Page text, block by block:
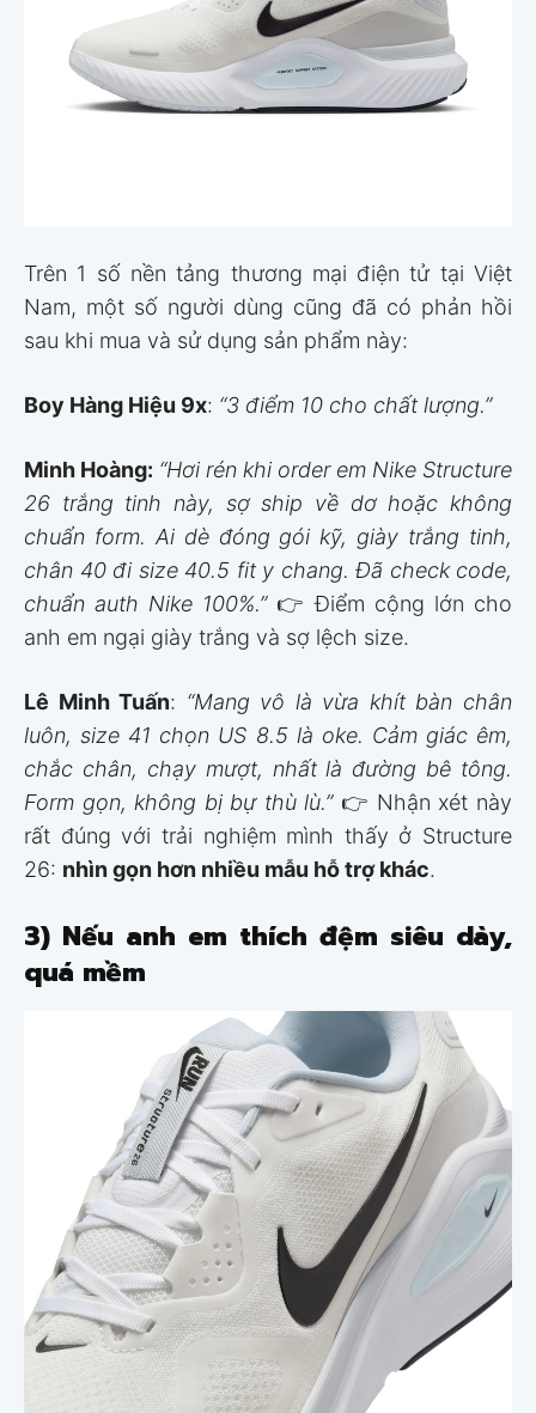
Trên 1 số nền tảng thương mại điện tử tại Việt
Nam, một số người dùng cũng đã có phản hồi
sau khi mua và sử dụng sản phẩm này:
Boy Hàng Hiệu 9x: “3 điểm 10 cho chất lượng.”
Minh Hoàng: “Hơi rén khi order em Nike Structure
26 trắng tinh này, sợ ship về dơ hoặc không
chuẩn form. Ai dè đóng gói kỹ, giày trắng tinh,
chân 40 đi size 40.5 fit y chang. Đã check code,
chuẩn auth Nike 100%.”👉 Điểm cộng lớn cho
anh em ngại giày trắng và sợ lệch size.
Lê Minh Tuấn: “Mang vô là vừa khít bàn chân
luôn, size 41 chọn US 8.5 là oke. Cảm giác êm,
chắc chân, chạy mượt, nhất là đường bê tông.
Form gọn, không bị bự thù lù.”👉 Nhận xét này
rất đúng với trải nghiệm mình thấy ở Structure
26: nhìn gọn hơn nhiều mẫu hỗ trợ khác.
3) Nếu anh em thích đệm siêu dày,
quá mềm